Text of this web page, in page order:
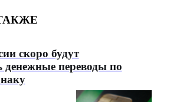
скоро будут
денежные переводы по